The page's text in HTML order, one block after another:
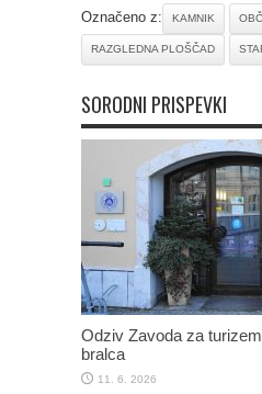
Označeno z: KAMNIK
RAZGLEDNA PLOŠČAD
SORODNI PRISPEVKI
Odziv Zavoda za
bralca
11. 6. 2026